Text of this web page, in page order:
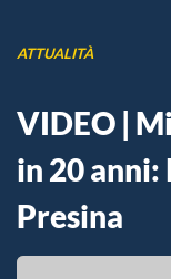
ATTUALITÀ
VIDEO |
in 20 anni:
Presina